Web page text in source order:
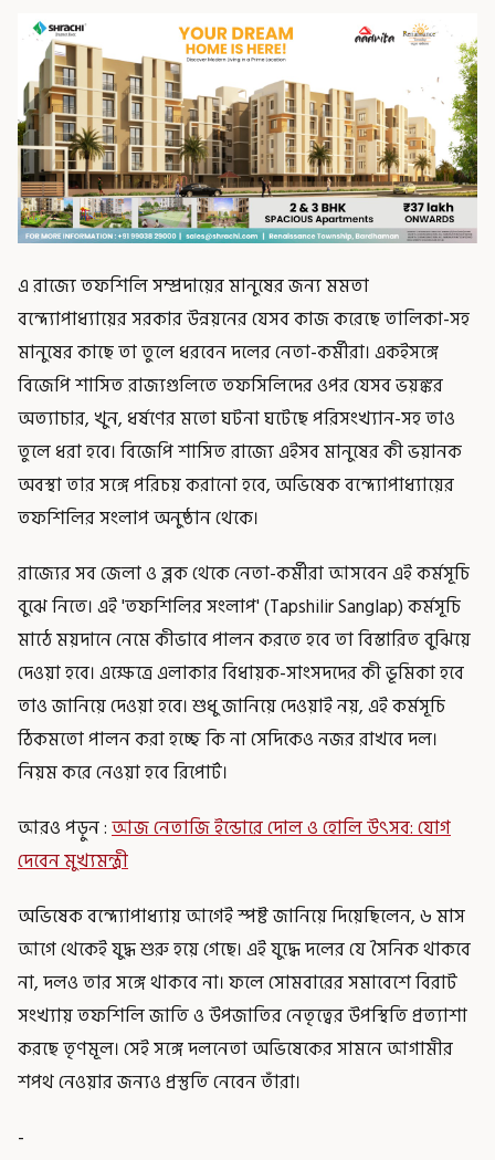
এ রাজ্যে তফশিলি সম্প্রদায়ের মানুষের জন্য মমতা
বন্দ্যোপাধ্যায়ের সরকার উন্নয়নের যেসব কাজ করেছে তালিকা-সহ
মানুষের কাছে তা তুলে ধরবেন দলের নেতা-কর্মীরা। একইসঙ্গে
বিজেপি শাসিত রাজ্যগুলিতে তফসিলিদের ওপর যেসব ভয়ঙ্কর
অত্যাচার, খুন, ধর্ষণের মতো ঘটনা ঘটেছে পরিসংখ্যান-সহ তাও
তুলে ধরা হবে। বিজেপি শাসিত রাজ্যে এইসব মানুষের কী ভয়ানক
অবস্থা তার সঙ্গে পরিচয় করানো হবে, অভিষেক বন্দ্যোপাধ্যায়ের
তফশিলির সংলাপ অনুষ্ঠান থেকে।
রাজ্যের সব জেলা ও ব্লক থেকে নেতা-কর্মীরা আসবেন এই কর্মসূচি
বুঝে নিতে। এই 'তফশিলির সংলাপ' (Tapshilir Sanglap) কর্মসূচি
মাঠে ময়দানে নেমে কীভাবে পালন করতে হবে তা বিস্তারিত বুঝিয়ে
দেওয়া হবে। এক্ষেত্রে এলাকার বিধায়ক-সাংসদদের কী ভূমিকা হবে
তাও জানিয়ে দেওয়া হবে। শুধু জানিয়ে দেওয়াই নয়, এই কর্মসূচি
ঠিকমতো পালন করা হচ্ছে কি না সেদিকেও নজর রাখবে দল।
নিয়ম করে নেওয়া হবে রিপোর্ট।
আরও পড়ুন :আজ নেতাজি ইন্ডোরে দোল ও হোলি উৎসব: যোগ
দেবেন মুখ্যমন্ত্রী
অভিষেক বন্দ্যোপাধ্যায় আগেই স্পষ্ট জানিয়ে দিয়েছিলেন, ৬ মাস
আগে থেকেই যুদ্ধ শুরু হয়ে গেছে। এই যুদ্ধে দলের যে সৈনিক থাকবে
না, দলও তার সঙ্গে থাকবে না। ফলে সোমবারের সমাবেশে বিরাট
সংখ্যায় তফশিলি জাতি ও উপজাতির নেতৃত্বের উপস্থিতি প্রত্যাশা
করছে তৃণমূল। সেই সঙ্গে দলনেতা অভিষেকের সামনে আগামীর
শপথ নেওয়ার জন্যও প্রস্তুতি নেবেন তাঁরা।
-